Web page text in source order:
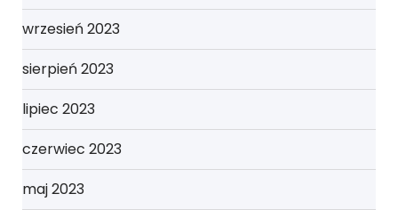
wrzesień 2023
sierpień 2023
lipiec 2023
czerwiec 2023
maj 2023